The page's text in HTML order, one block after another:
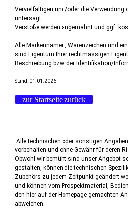
Vervielfältigen und/oder die Verwendung
untersagt.
Verstöße werden angemahnt und ggf.
Alle Markennamen, Warenzeichen und
sind Eigentum Ihrer rechtmässigen
Beschreibung bzw. der Identifikation/
Stand: 01.01.2026
zur Startseite zurück
Alle technischen oder sonstigen
vorbehalten und ohne Gewähr für deren
Obwohl wir bemüht sind unser Angebot
gestalten, können die technischen
Zubehörs zu jedem Zeitpunkt geändert
und können vom Prospektmaterial,
den hier auf der Homepage gemachten
abweichen.